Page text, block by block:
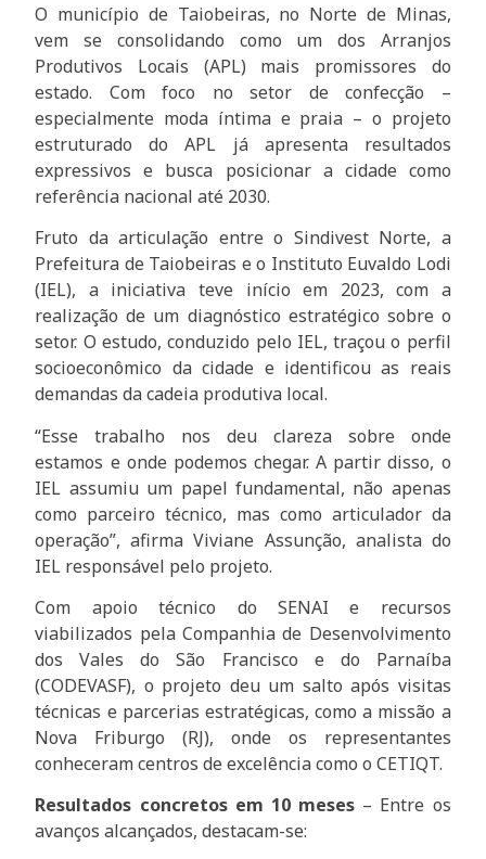
O município de Taiobeiras, no Norte de Minas,
vem se consolidando como um dos Arranjos
Produtivos Locais (APL) mais promissores do
estado. Com foco no setor de confecção –
especialmente moda íntima e praia – o projeto
estruturado do APL já apresenta resultados
expressivos e busca posicionar a cidade como
referência nacional até 2030.
Fruto da articulação entre o Sindivest Norte, a
Prefeitura de Taiobeiras e o Instituto Euvaldo Lodi
(IEL), a iniciativa teve início em 2023, com a
realização de um diagnóstico estratégico sobre o
setor. O estudo, conduzido pelo IEL, traçou o perfil
socioeconômico da cidade e identificou as reais
demandas da cadeia produtiva local.
“Esse trabalho nos deu clareza sobre onde
estamos e onde podemos chegar. A partir disso, o
IEL assumiu um papel fundamental, não apenas
como parceiro técnico, mas como articulador da
operação”, afirma Viviane Assunção, analista do
IEL responsável pelo projeto.
Com apoio técnico do SENAI e recursos
viabilizados pela Companhia de Desenvolvimento
dos Vales do São Francisco e do Parnaíba
(CODEVASF), o projeto deu um salto após visitas
técnicas e parcerias estratégicas, como a missão a
Nova Friburgo (RJ), onde os representantes
conheceram centros de excelência como o CETIQT.
Resultados concretos em 10 meses – Entre os
avanços alcançados, destacam-se: